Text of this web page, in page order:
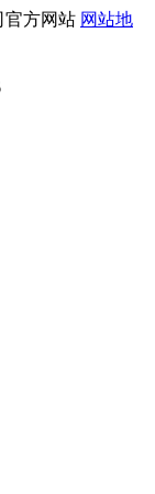
官方网站 网站地